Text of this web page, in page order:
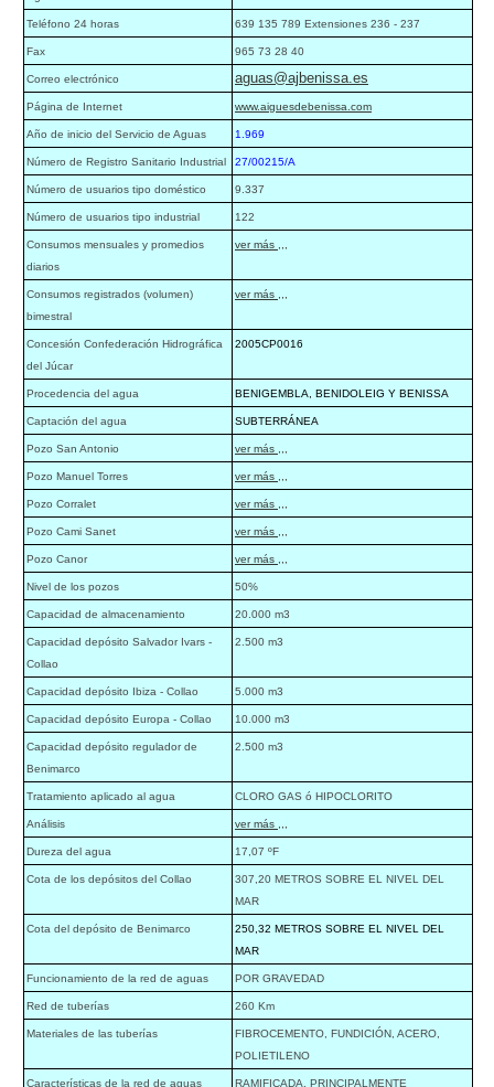
Teléfono 24 horas 639 135 789 Extensiones 236 - 237
Fax 965 73 28 40
Correo electrónico aguas@ajbenissa.es
Página de Internet www.aiguesdebenissa.com
Año de inicio del Servicio de Aguas 1.969
Número de Registro Sanitario Industrial 27/00215/A
Número de usuarios tipo doméstico 9.337
Número de usuarios tipo industrial 122
Consumos mensuales y promedios
diarios
ver más ,,,
Consumos registrados (volumen)
bimestral
ver más ,,,
Concesión Confederación Hidrográfica
del Júcar
2005CP0016
Procedencia del agua BENIGEMBLA, BENIDOLEIG Y BENISSA
Captación del agua SUBTERRÁNEA
Pozo San Antonio ver más ,,,
Pozo Manuel Torres ver más ,,,
Pozo Corralet ver más ,,,
Pozo Cami Sanet ver más ,,,
Pozo Canor ver más ,,,
Nivel de los pozos 50%
Capacidad de almacenamiento 20.000 m3
Capacidad depósito Salvador Ivars -
Collao
2.500 m3
Capacidad depósito Ibiza - Collao 5.000 m3
Capacidad depósito Europa - Collao 10.000 m3
Capacidad depósito regulador de
Benimarco
2.500 m3
Tratamiento aplicado al agua CLORO GAS ó HIPOCLORITO
Análisis ver más ,,,
Dureza del agua 17,07 ºF
Cota de los depósitos del Collao
307,20 METROS SOBRE EL NIVEL DEL
MAR
Cota del depósito de Benimarco
250,32 METROS SOBRE EL NIVEL DEL
MAR
Funcionamiento de la red de aguas POR GRAVEDAD
Red de tuberías 260 Km
Materiales de las tuberías
FIBROCEMENTO, FUNDICIÓN, ACERO,
POLIETILENO
Características de la red de aguas RAMIFICADA, PRINCIPALMENTE